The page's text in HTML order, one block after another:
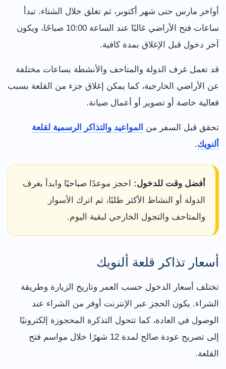
أواخر مارس حتى شهر أكتوبر، ثم تغلق خلال الشتاء. تبدأ
ساعات فتح الأراضي غالبًا عند الساعة 10:00 صباحًا، ويكون
آخر دخول قبل الإغلاق بمدة كافية.
قد تعمل غرف الدولة والمتاحف والأنشطة بساعات مختلفة
عن الأراضي الخارجية، كما يمكن إغلاق جزء من القلعة بسبب
فعالية خاصة أو تصوير أو أعمال صيانة.
تحقق قبل السفر من المواعيد والتذاكر الرسمية لقلعة
ألنويك.
أفضل وقت للدخول: احجز موعدًا صباحيًا وابدأ بغرف
الدولة أو النشاط الأكثر طلبًا، ثم اترك الأسوار
والمتاحف والتجول الخارجي لبقية اليوم.
أسعار تذاكر قلعة ألنويك
تختلف أسعار الدخول حسب العمر وتاريخ الزيارة وطريقة
الشراء. يكون الحجز عبر الإنترنت أوفر من الشراء عند
الوصول في العادة، كما تتحول التذكرة المحجوزة إلكترونيًا
إلى تصريح عودة صالح لمدة 12 شهرًا خلال مواسم فتح
القلعة.